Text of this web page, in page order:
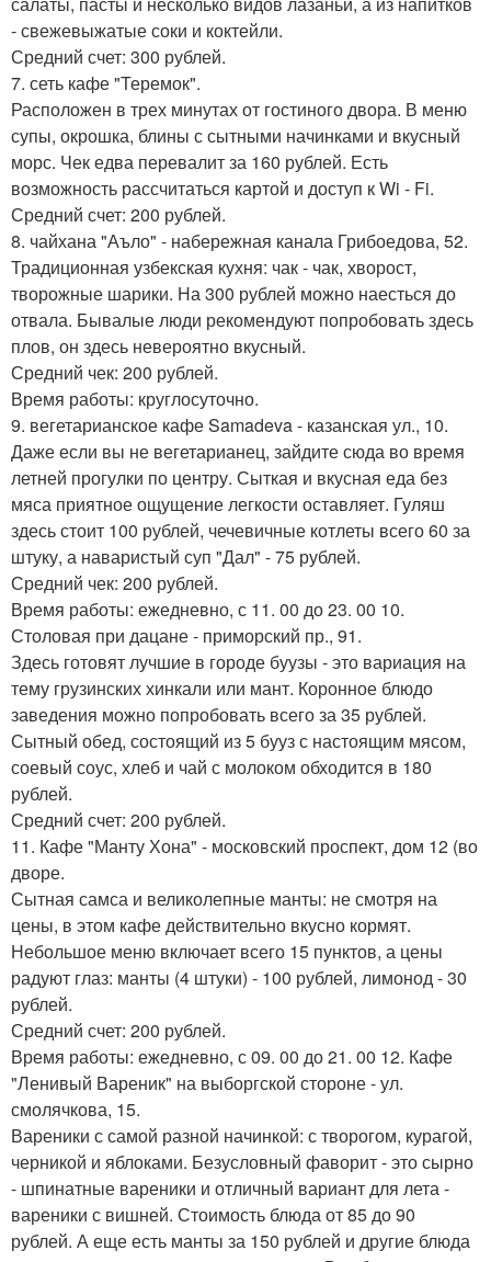
- свежевыжатые соки и коктейли.
Средний счет: 300 рублей.
7. сеть кафе "Теремок".
Расположен в трех минутах от гостиного двора. В меню
супы, окрошка, блины с сытными начинками и вкусный
морс. Чек едва перевалит за 160 рублей. Есть
возможность рассчитаться картой и доступ к Wi - Fi.
Средний счет: 200 рублей.
8. чайхана "Аъло" - набережная канала Грибоедова, 52.
Традиционная узбекская кухня: чак - чак, хворост,
творожные шарики. На 300 рублей можно наесться до
отвала. Бывалые люди рекомендуют попробовать здесь
плов, он здесь невероятно вкусный.
Средний чек: 200 рублей.
Время работы: круглосуточно.
9. вегетарианское кафе Samadeva - казанская ул., 10.
Даже если вы не вегетарианец, зайдите сюда во время
летней прогулки по центру. Сыткая и вкусная еда без
мяса приятное ощущение легкости оставляет. Гуляш
здесь стоит 100 рублей, чечевичные котлеты всего 60 за
штуку, а наваристый суп "Дал" - 75 рублей.
Средний чек: 200 рублей.
Время работы: ежедневно, с 11. 00 до 23. 00 10.
Столовая при дацане - приморский пр., 91.
Здесь готовят лучшие в городе буузы - это вариация на
тему грузинских хинкали или мант. Коронное блюдо
заведения можно попробовать всего за 35 рублей.
Сытный обед, состоящий из 5 бууз с настоящим мясом,
соевый соус, хлеб и чай с молоком обходится в 180
рублей.
Средний счет: 200 рублей.
11. Кафе "Манту Хона" - московский проспект, дом 12 (во
дворе.
Сытная самса и великолепные манты: не смотря на
цены, в этом кафе действительно вкусно кормят.
Небольшое меню включает всего 15 пунктов, а цены
радуют глаз: манты (4 штуки) - 100 рублей, лимонод - 30
рублей.
Средний счет: 200 рублей.
Время работы: ежедневно, с 09. 00 до 21. 00 12. Кафе
"Ленивый Вареник" на выборгской стороне - ул.
смолячкова, 15.
Вареники с самой разной начинкой: с творогом, курагой,
черникой и яблоками. Безусловный фаворит - это сырно
- шпинатные вареники и отличный вариант для лета -
вареники с вишней. Стоимость блюда от 85 до 90
рублей. А еще есть манты за 150 рублей и другие блюда